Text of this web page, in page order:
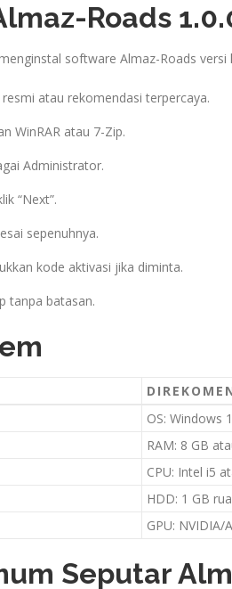
Roads
software Almaz-Roads versi
atau rekomendasi terpercaya.
WinRAR atau 7-Zip.
Administrator.
“Next”.
sepenuhnya.
kode aktivasi jika diminta.
tanpa batasan.
OS: Windows
RAM: 8 GB
CPU: Intel i5
HDD: 1 GB
GPU: NVIDIA/
Seputar